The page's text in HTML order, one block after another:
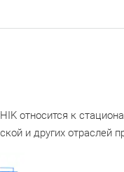
относится к
и других отраслей